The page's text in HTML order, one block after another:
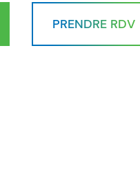
PRENDRE RDV